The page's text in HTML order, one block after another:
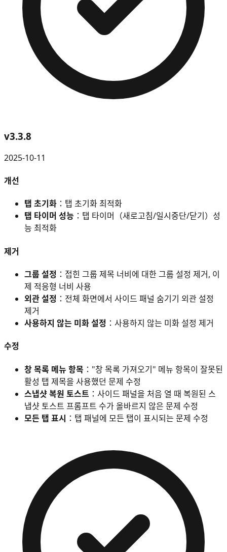
v3.3.8
2025-10-11
개선
탭 초기화 ：탭 초기화 최적화
탭 타이머 성능 ：탭 타이머（새로고침/일시중단/닫기）성
능 최적화
제거
그룹 설정 ：접힌 그룹 제목 너비에 대한 그룹 설정 제거, 이
제 적응형 너비 사용
외관 설정 ：전체 화면에서 사이드 패널 숨기기 외관 설정
제거
사용하지 않는 미화 설정 ：사용하지 않는 미화 설정 제거
수정
창 목록 메뉴 항목 ："창 목록 가져오기" 메뉴 항목이 잘못된
활성 탭 제목을 사용했던 문제 수정
스냅샷 복원 토스트 ：사이드 패널을 처음 열 때 복원된 스
냅샷 토스트 프롬프트 수가 올바르지 않은 문제 수정
모든 탭 표시 ：탭 패널에 모든 탭이 표시되는 문제 수정